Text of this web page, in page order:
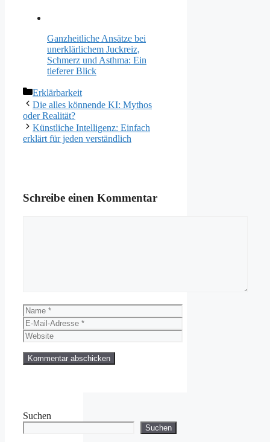
Ganzheitliche Ansätze bei
unerklärlichem Juckreiz,
Schmerz und Asthma: Ein
tieferer Blick
Kategorien
Erklärbarkeit
Die alles könnende KI: Mythos
oder Realität?
Künstliche Intelligenz: Einfach
erklärt für jeden verständlich
Schreibe einen Kommentar
Name
E-
Mail-
Adresse
Website
Suchen
Suchen